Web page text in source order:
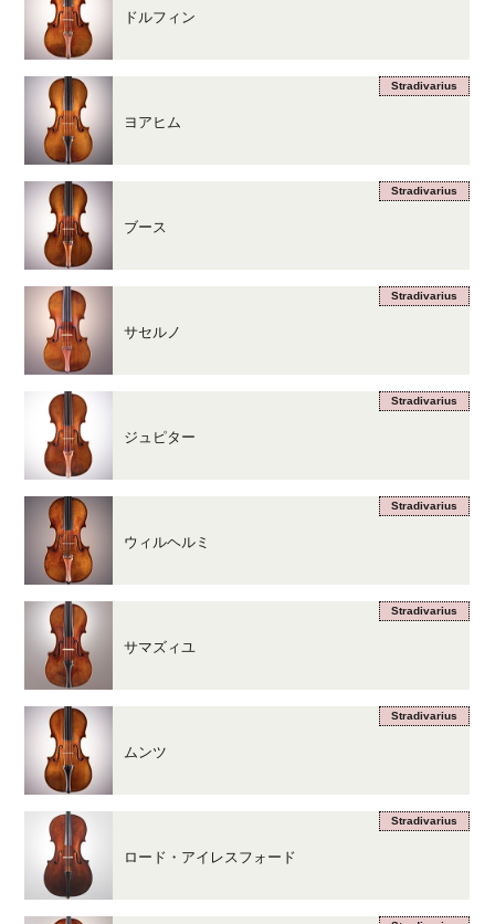
ドルフィン
Stradivarius
ヨアヒム
Stradivarius
ブース
Stradivarius
サセルノ
Stradivarius
ジュピター
Stradivarius
ウィルヘルミ
Stradivarius
サマズィユ
Stradivarius
ムンツ
Stradivarius
ロード・アイレスフォード